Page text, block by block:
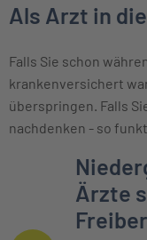
Als Arzt in
Falls Sie schon
krankenversichert
überspringen. Falls
nachdenken - so
Einzelne
Ärzte